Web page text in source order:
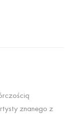
znanego z